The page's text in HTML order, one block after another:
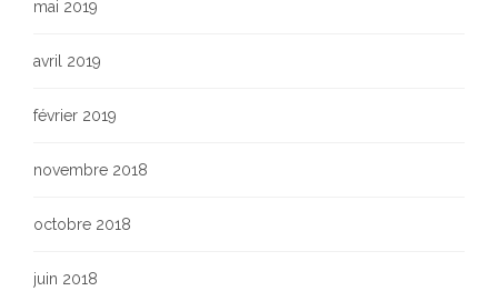
mai 2019
avril 2019
février 2019
novembre 2018
octobre 2018
juin 2018